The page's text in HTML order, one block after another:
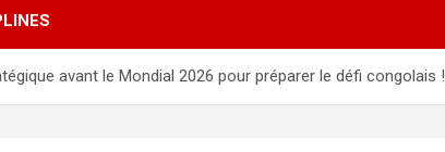
avant le Mondial 2026 pour préparer le défi congolais !